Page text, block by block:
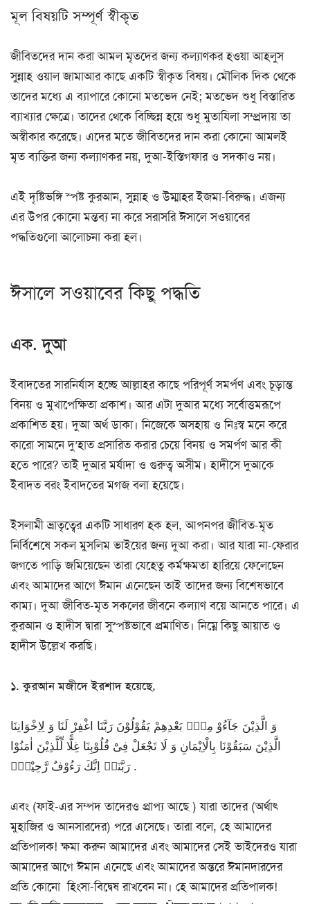
মূল বিষয়টি সম্পূর্ণ স্বীকৃত
জীবিতদের দান করা আমল মৃতদের জন্য কল্যাণকর হওয়া আহলুস
সুন্নাহ ওয়াল জামাআর কাছে একটি স্বীকৃত বিষয়। মৌলিক দিক থেকে
তাদের মধ্যে এ ব্যাপারে কোনো মতভেদ নেই; মতভেদ শুধু বিস্তারিত
ব্যাখ্যার ক্ষেত্রে। তাদের থেকে বিচ্ছিন্ন হয়ে শুধু মুতাযিলা সম্প্রদায় তা
অস্বীকার করেছে। এদের মতে জীবিতদের দান করা কোনো আমলই
মৃত ব্যক্তির জন্য কল্যাণকর নয়, দুআ-ইস্তিগফার ও সদকাও নয়।
এই দৃষ্টিভঙ্গি স্পষ্ট কুরআন, সুন্নাহ ও উম্মাহর ইজমা-বিরুদ্ধ। এজন্য
এর উপর কোনো মন্তব্য না করে সরাসরি ঈসালে সওয়াবের
পদ্ধতিগুলো আলোচনা করা হল।
ঈসালে সওয়াবের কিছু পদ্ধতি
এক. দুআ
ইবাদতের সারনির্যাস হচ্ছে আল্লাহর কাছে পরিপূর্ণ সমর্পণ এবং চূড়ান্ত
বিনয় ও মুখাপেক্ষিতা প্রকাশ। আর এটা দুআর মধ্যে সর্বোত্তমরূপে
প্রকাশিত হয়। দুআ অর্থ ডাকা। নিজেকে অসহায় ও নিঃস্ব মনে করে
কারো সামনে দু’হাত প্রসারিত করার চেয়ে বিনয় ও সমর্পণ আর কী
হতে পারে? তাই দুআর মর্যাদা ও গুরুত্ব অসীম। হাদীসে দুআকে
ইবাদত বরং ইবাদতের মগজ বলা হয়েছে।
ইসলামী ভ্রাতৃত্বের একটি সাধারণ হক হল, আপনপর জীবিত-মৃত
নির্বিশেষে সকল মুসলিম ভাইয়ের জন্য দুআ করা। আর যারা না-ফেরার
জগতে পাড়ি জমিয়েছেন তারা যেহেতু কর্মক্ষমতা হারিয়ে ফেলেছেন
এবং আমাদের আগে ঈমান এনেছেন তাই তাদের জন্য বিশেষভাবে
কাম্য। দুআ জীবিত-মৃত সকলের জীবনে কল্যাণ বয়ে আনতে পারে। এ
কুরআন ও হাদীস দ্বারা সুস্পষ্টভাবে প্রমাণিত। নিম্নে কিছু আয়াত ও
হাদীস উল্লেখ করছি।
১. কুরআন মজীদে ইরশাদ হয়েছে,
وَ الَّذِیْنَ جَآءُوْ مِنْۢ بَعْدِهِمْ یَقُوْلُوْنَ رَبَّنَا اغْفِرْ لَنَا وَ لِاِخْوَانِنَا
الَّذِیْنَ سَبَقُوْنَا بِالْاِیْمَانِ وَ لَا تَجْعَلْ فِیْ قُلُوْبِنَا غِلًّا لِّلَّذِیْنَ اٰمَنُوْا
رَبَّنَاۤ اِنَّكَ رَءُوْفٌ رَّحِیْمٌ۠ .
এবং (ফাই-এর সম্পদ তাদেরও প্রাপ্য আছে ) যারা তাদের (অর্থাৎ
মুহাজির ও আনসারদের) পরে এসেছে। তারা বলে, হে আমাদের
প্রতিপালক! ক্ষমা করুন আমাদের এবং আমাদের সেই ভাইদেরও যারা
আমাদের আগে ঈমান এনেছে এবং আমাদের অন্তরে ঈমানদারদের
প্রতি কোনো হিংসা-বিদ্বেষ রাখবেন না। হে আমাদের প্রতিপালক!